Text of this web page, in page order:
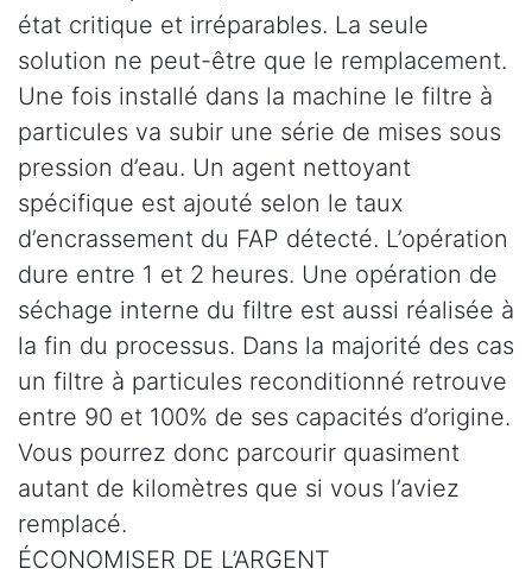
état critique et irréparables. La seule
solution ne peut-être que le remplacement.
Une fois installé dans la machine le filtre à
particules va subir une série de mises sous
pression d’eau. Un agent nettoyant
spécifique est ajouté selon le taux
d’encrassement du FAP détecté. L’opération
dure entre 1 et 2 heures. Une opération de
séchage interne du filtre est aussi réalisée à
la fin du processus. Dans la majorité des cas
un filtre à particules reconditionné retrouve
entre 90 et 100% de ses capacités d’origine.
Vous pourrez donc parcourir quasiment
autant de kilomètres que si vous l’aviez
remplacé.
ÉCONOMISER DE L’ARGENT